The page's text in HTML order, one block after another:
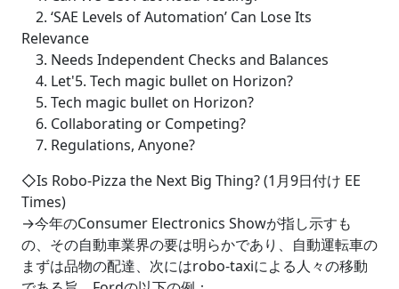
2. ‘SAE Levels of Automation’ Can Lose Its
Relevance
3. Needs Independent Checks and Balances
4. Let'5. Tech magic bullet on Horizon?
5. Tech magic bullet on Horizon?
6. Collaborating or Competing?
7. Regulations, Anyone?
◇Is Robo-Pizza the Next Big Thing? (1月9日付け EE
Times)
→今年のConsumer Electronics Showが指し示すも
の、その自動車業界の要は明らかであり、自動運転車の
まずは品物の配達、次にはrobo-taxiによる人々の移動